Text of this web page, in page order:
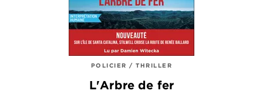
POLICIER / THRILLER
L'Arbre de fer